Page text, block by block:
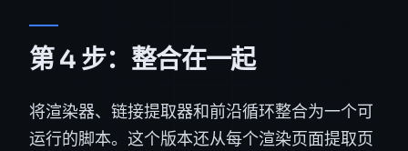
第 4 步：整合在一起
将渲染器、链接提取器和前沿循环整合为一个可
运行的脚本。这个版本还从每个渲染页面提取页